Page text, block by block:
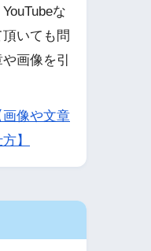
な
いても問
画像を引
像や文章
】